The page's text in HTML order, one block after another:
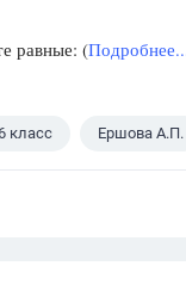
равные: (
класс Ершова А.П.